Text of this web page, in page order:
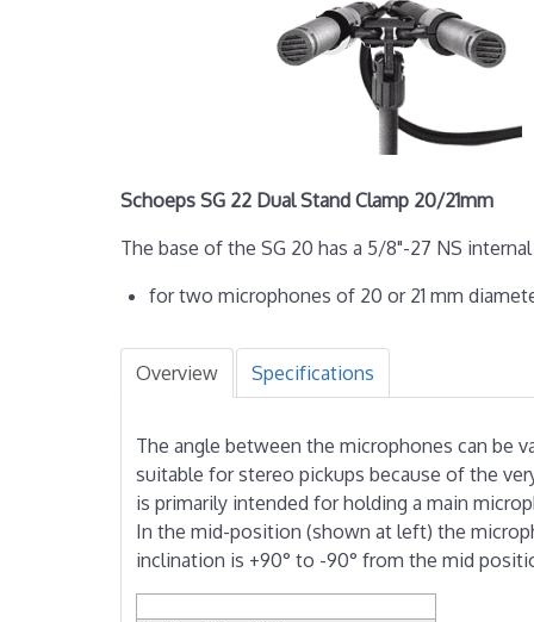
Schoeps SG 22 Dual Stand Clamp 20/21mm
The base of the SG 20 has a 5/8"-27 NS
for two microphones of 20 or 21 mm
Overview Specifications
The angle between the micro­phones can be
suitable for stereo pickups because of the
is primarily intended for holding a main
In the mid-position (shown at left) the
inclination is +90° to -90° from the mid